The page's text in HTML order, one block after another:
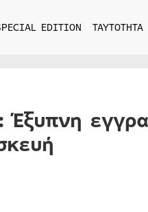
EDITION ΤΑΥΤΟΤΗΤΑ
Έξυπνη